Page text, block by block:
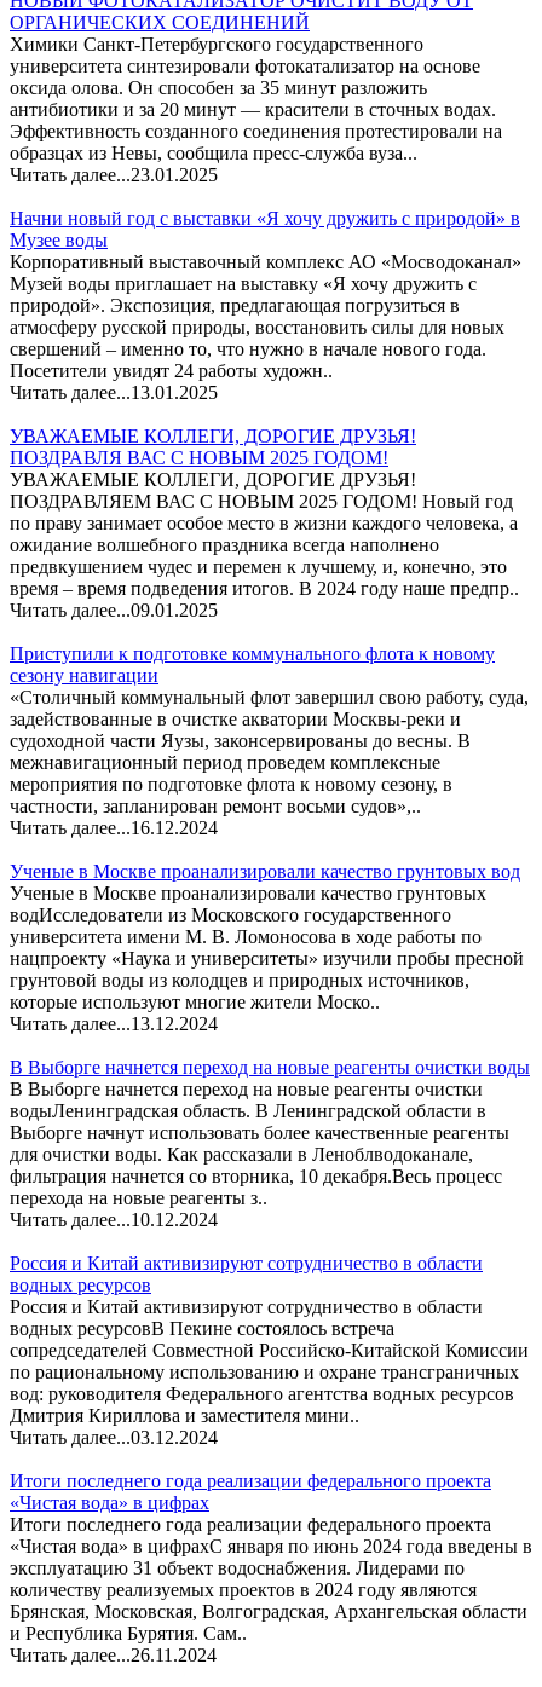
ОРГАНИЧЕСКИХ СОЕДИНЕНИЙ
Химики Санкт‑Петербургского государственного
университета синтезировали фотокатализатор на основе
оксида олова. Он способен за 35 минут разложить
антибиотики и за 20 минут — красители в сточных водах.
Эффективность созданного соединения протестировали на
образцах из Невы, сообщила пресс-служба вуза...
Читать далее...23.01.2025
Начни новый год с выставки «Я хочу дружить с природой» в
Музее воды
Корпоративный выставочный комплекс АО «Мосводоканал»
Музей воды приглашает на выставку «Я хочу дружить с
природой». Экспозиция, предлагающая погрузиться в
атмосферу русской природы, восстановить силы для новых
свершений – именно то, что нужно в начале нового года.
Посетители увидят 24 работы художн..
Читать далее...13.01.2025
УВАЖАЕМЫЕ КОЛЛЕГИ, ДОРОГИЕ ДРУЗЬЯ!
ПОЗДРАВЛЯ ВАС С НОВЫМ 2025 ГОДОМ!
УВАЖАЕМЫЕ КОЛЛЕГИ, ДОРОГИЕ ДРУЗЬЯ!
ПОЗДРАВЛЯЕМ ВАС С НОВЫМ 2025 ГОДОМ! Новый год
по праву занимает особое место в жизни каждого человека, а
ожидание волшебного праздника всегда наполнено
предвкушением чудес и перемен к лучшему, и, конечно, это
время – время подведения итогов. В 2024 году наше предпр..
Читать далее...09.01.2025
Приступили к подготовке коммунального флота к новому
сезону навигации
«Столичный коммунальный флот завершил свою работу, суда,
задействованные в очистке акватории Москвы-реки и
судоходной части Яузы, законсервированы до весны. В
межнавигационный период проведем комплексные
мероприятия по подготовке флота к новому сезону, в
частности, запланирован ремонт восьми судов»,..
Читать далее...16.12.2024
Ученые в Москве проанализировали качество грунтовых вод
Ученые в Москве проанализировали качество грунтовых
вод Исследователи из Московского государственного
университета имени М. В. Ломоносова в ходе работы по
нацпроекту «Наука и университеты» изучили пробы пресной
грунтовой воды из колодцев и природных источников,
которые используют многие жители Моско..
Читать далее...13.12.2024
В Выборге начнется переход на новые реагенты очистки воды
В Выборге начнется переход на новые реагенты очистки
водыЛенинградская область. В Ленинградской области в
Выборге начнут использовать более качественные реагенты
для очистки воды. Как рассказали в Леноблводоканале,
фильтрация начнется со вторника, 10 декабря.Весь процесс
перехода на новые реагенты з..
Читать далее...10.12.2024
Россия и Китай активизируют сотрудничество в области
водных ресурсов
Россия и Китай активизируют сотрудничество в области
водных ресурсовВ Пекине состоялось встреча
сопредседателей Совместной Российско-Китайской Комиссии
по рациональному использованию и охране трансграничных
вод: руководителя Федерального агентства водных ресурсов
Дмитрия Кириллова и заместителя мини..
Читать далее...03.12.2024
Итоги последнего года реализации федерального проекта
«Чистая вода» в цифрах
Итоги последнего года реализации федерального проекта
«Чистая вода» в цифрахС января по июнь 2024 года введены в
эксплуатацию 31 объект водоснабжения. Лидерами по
количеству реализуемых проектов в 2024 году являются
Брянская, Московская, Волгоградская, Архангельская области
и Республика Бурятия. Сам..
Читать далее...26.11.2024